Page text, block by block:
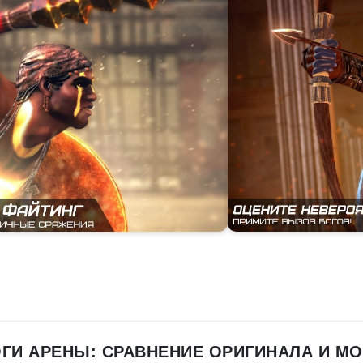
АРЕНЫ: СРАВНЕНИЕ ОРИГИНАЛА И